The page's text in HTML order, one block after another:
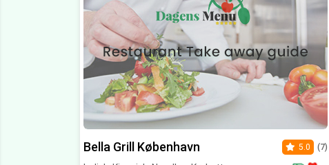
Bella Grill København 5.0 (7)